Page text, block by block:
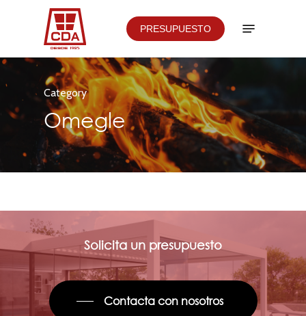
content
PRESUPUESTO
Category
Omegle
Solicita un presupuesto
Contacta con nosotros